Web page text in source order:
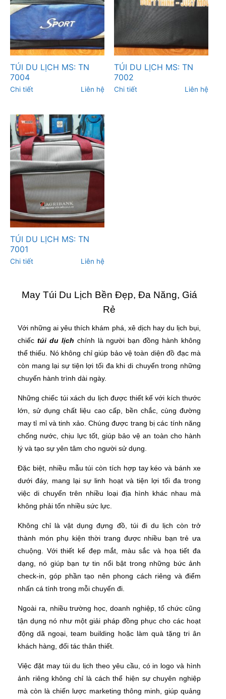
May Túi Du Lịch Bền Đẹp, Đa Năng, Giá
Rẻ
Với những ai yêu thích khám phá, xê dịch hay du lịch bụi,
chiếc túi du lịch chính là người bạn đồng hành không
thể thiếu. Nó không chỉ giúp bảo vệ toàn diện đồ đạc mà
còn mang lại sự tiện lợi tối đa khi di chuyển trong những
chuyến hành trình dài ngày.
Những chiếc túi xách du lịch được thiết kế với kích thước
lớn, sử dụng chất liệu cao cấp, bền chắc, cùng đường
may tỉ mỉ và tinh xảo. Chúng được trang bị các tính năng
chống nước, chịu lực tốt, giúp bảo vệ an toàn cho hành
lý và tạo sự yên tâm cho người sử dụng.
Đặc biệt, nhiều mẫu túi còn tích hợp tay kéo và bánh xe
dưới đáy, mang lại sự linh hoạt và tiện lợi tối đa trong
việc di chuyển trên nhiều loại địa hình khác nhau mà
không phải tốn nhiều sức lực.
Không chỉ là vật dụng đựng đồ, túi đi du lịch còn trở
thành món phụ kiện thời trang được nhiều bạn trẻ ưa
chuộng. Với thiết kế đẹp mắt, màu sắc và họa tiết đa
dạng, nó giúp bạn tự tin nổi bật trong những bức ảnh
check-in, góp phần tạo nên phong cách riêng và điểm
nhấn cá tính trong mỗi chuyến đi.
Ngoài ra, nhiều trường học, doanh nghiệp, tổ chức cũng
tận dụng nó như một giải pháp đồng phục cho các hoạt
động dã ngoại, team building hoặc làm quà tặng tri ân
khách hàng, đối tác thân thiết.
Việc đặt may túi du lịch theo yêu cầu, có in logo và hình
ảnh riêng không chỉ là cách thể hiện sự chuyên nghiệp
mà còn là chiến lược marketing thông minh, giúp quảng
TÚI DU LỊCH MS: TN
7004
Chi tiết Liên hệ
TÚI DU LỊCH MS: TN
7002
Chi tiết Liên hệ
TÚI DU LỊCH MS: TN
7001
Chi tiết Liên hệ